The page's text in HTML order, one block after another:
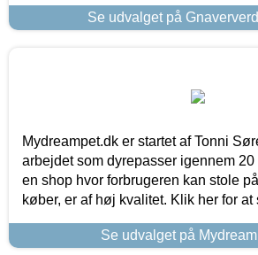
Se udvalget på
Mydreampet.dk er startet af Tonni
arbejdet som dyrepasser igennem
en shop hvor forbrugeren kan stole
køber, er af høj kvalitet. Klik her for at
Se udvalget på